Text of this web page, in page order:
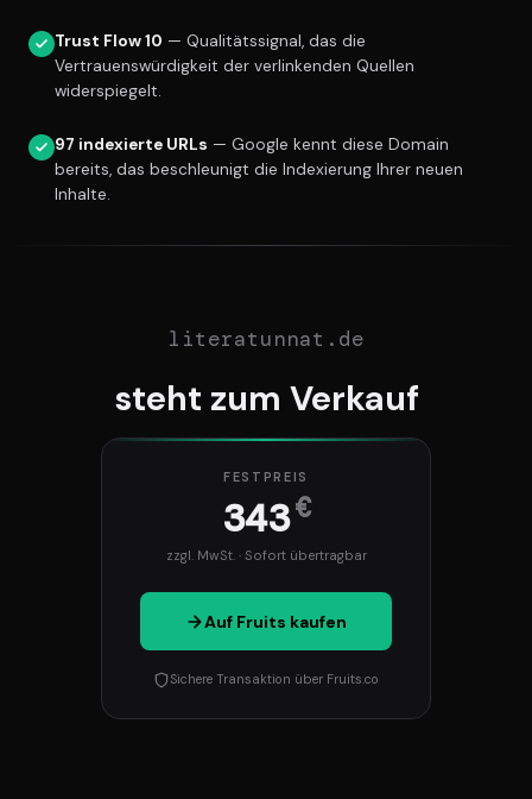
Trust Flow 10 — Qualitätssignal, das die
Vertrauenswürdigkeit der verlinkenden Quellen
widerspiegelt.
97 indexierte URLs — Google kennt diese Domain
bereits, das beschleunigt die Indexierung Ihrer neuen
Inhalte.
literatunnat.de
steht zum Verkauf
FESTPREIS
343€
zzgl. MwSt. · Sofort übertragbar
Auf Fruits kaufen
Sichere Transaktion über Fruits.co